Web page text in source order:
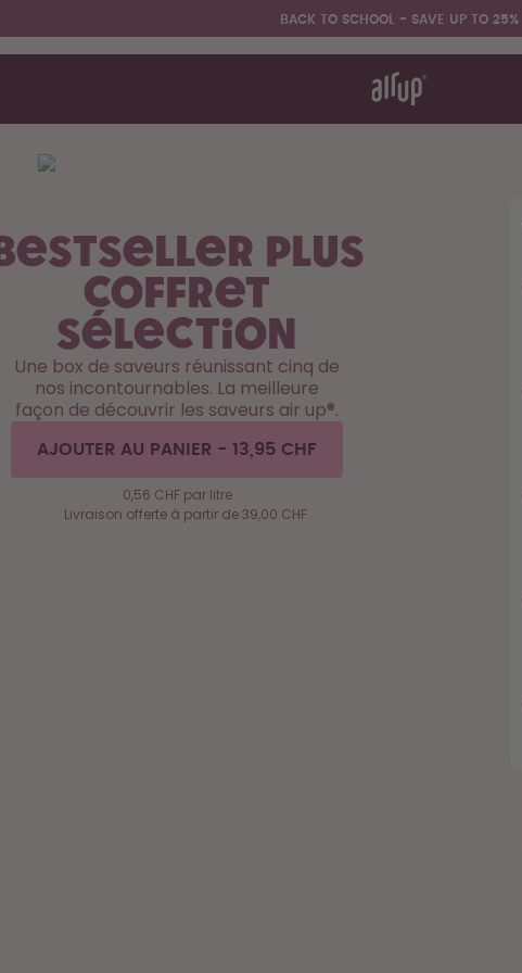
BACK TO SCHOOL - SAVE UP TO 25%
Retour à la
Bestseller Plus
Coffret
sélection
Une box de saveurs réunissant cinq de
nos incontournables. La meilleure
façon de découvrir les saveurs air up®.
AJOUTER AU PANIER - 13,95 CHF
0,56 CHF par litre
Livraison offerte à partir de 39,00 CHF